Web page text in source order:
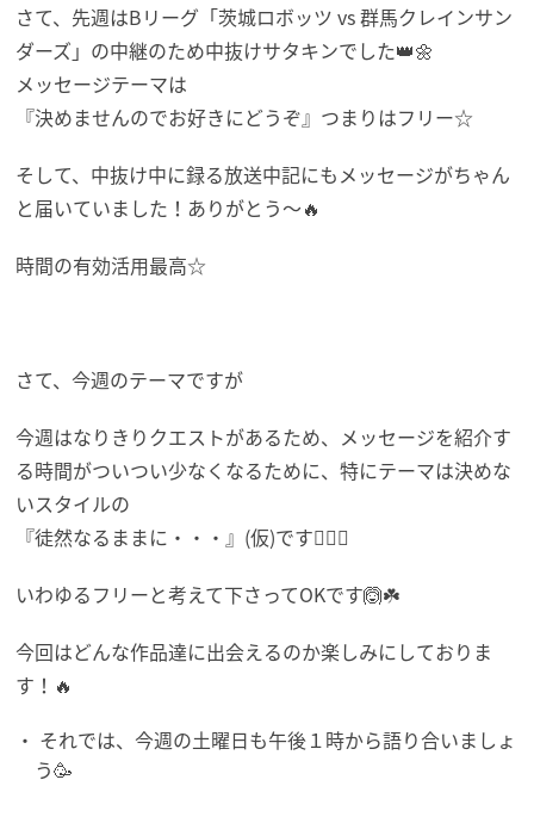
さて、先週はBリーグ「茨城ロボッツ vs 群馬クレインサン
ダーズ」の中継のため中抜けサタキンでした👑🌼
メッセージテーマは
『決めませんのでお好きにどうぞ』つまりはフリー☆
そして、中抜け中に録る放送中記にもメッセージがちゃん
と届いていました！ありがとう～🔥
時間の有効活用最高☆
さて、今週のテーマですが
今週はなりきりクエストがあるため、メッセージを紹介す
る時間がついつい少なくなるために、特にテーマは決めな
いスタイルの
『徒然なるままに・・・』(仮)です👯‍♂️✨
いわゆるフリーと考えて下さってOKです🙆☘️
今回はどんな作品達に出会えるのか楽しみにしておりま
す！🔥
それでは、今週の土曜日も午後１時から語り合いましょ
う🥳